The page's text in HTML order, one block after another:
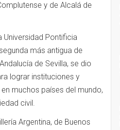
y de Alcalá de
Universidad Pontificia
más antigua de
de Sevilla, se dio
lograr instituciones y
muchos países del mundo,
civil.
Argentina, de Buenos